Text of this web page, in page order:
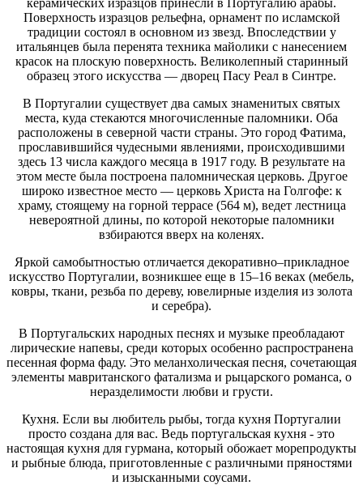
Поверхность изразцов рельефна, орнамент по исламской
традиции состоял в основном из звезд. Впоследствии у
итальянцев была перенята техника майолики с нанесением
красок на плоскую поверхность. Великолепный старинный
образец этого искусства — дворец Пасу Реал в Синтре.
В Португалии существует два самых знаменитых святых
места, куда стекаются многочисленные паломники. Оба
расположены в северной части страны. Это город Фатима,
прославившийся чудесными явлениями, происходившими
здесь 13 числа каждого месяца в 1917 году. В результате на
этом месте была построена паломническая церковь. Другое
широко известное место — церковь Христа на Голгофе: к
храму, стоящему на горной террасе (564 м), ведет лестница
невероятной длины, по которой некоторые паломники
взбираются вверх на коленях.
Яркой самобытностью отличается декоративно–прикладное
искусство Португалии, возникшее еще в 15–16 веках (мебель,
ковры, ткани, резьба по дереву, ювелирные изделия из золота
и серебра).
В Португальских народных песнях и музыке преобладают
лирические напевы, среди которых особенно распространена
песенная форма фаду. Это меланхолическая песня, сочетающая
элементы мавританского фатализма и рыцарского романса, о
неразделимости любви и грусти.
Кухня. Если вы любитель рыбы, тогда кухня Португалии
просто создана для вас. Ведь португальская кухня - это
настоящая кухня для гурмана, который обожает морепродукты
и рыбные блюда, приготовленные с различными пряностями
и изысканными соусами.